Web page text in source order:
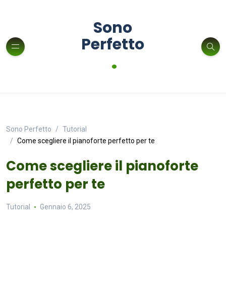
Sono
Perfetto
.
Sono Perfetto
Tutorial
Come scegliere il pianoforte perfetto per te
Come scegliere il pianoforte
perfetto per te
Tutorial Gennaio 6, 2025